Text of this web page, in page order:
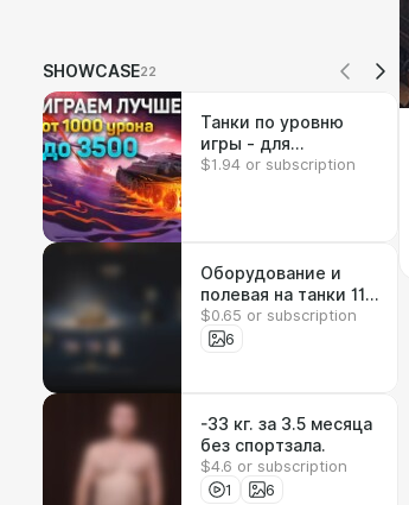
SHOWCASE22
Танки по уровню
игры - для
УЛУЧШЕНИЯ КПД.
$1.94 or subscription
Оборудование и
полевая на танки 11
уровней
$0.65 or subscription
6
-33 кг. за 3.5 месяца
без спортзала.
$4.6 or subscription
1
6